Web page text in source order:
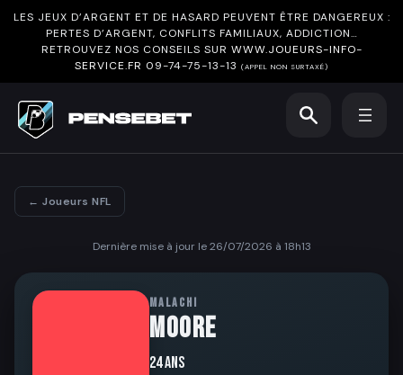
LES JEUX D’ARGENT ET DE HASARD PEUVENT ÊTRE DANGEREUX :
PERTES D’ARGENT, CONFLITS FAMILIAUX, ADDICTION…
RETROUVEZ NOS CONSEILS SUR WWW.JOUEURS-INFO-
SERVICE.FR 09-74-75-13-13 (APPEL NON SURTAXÉ)
← Joueurs NFL
Dernière mise à jour le 26/07/2026 à 18h13
MALACHI
MOORE
24 ans